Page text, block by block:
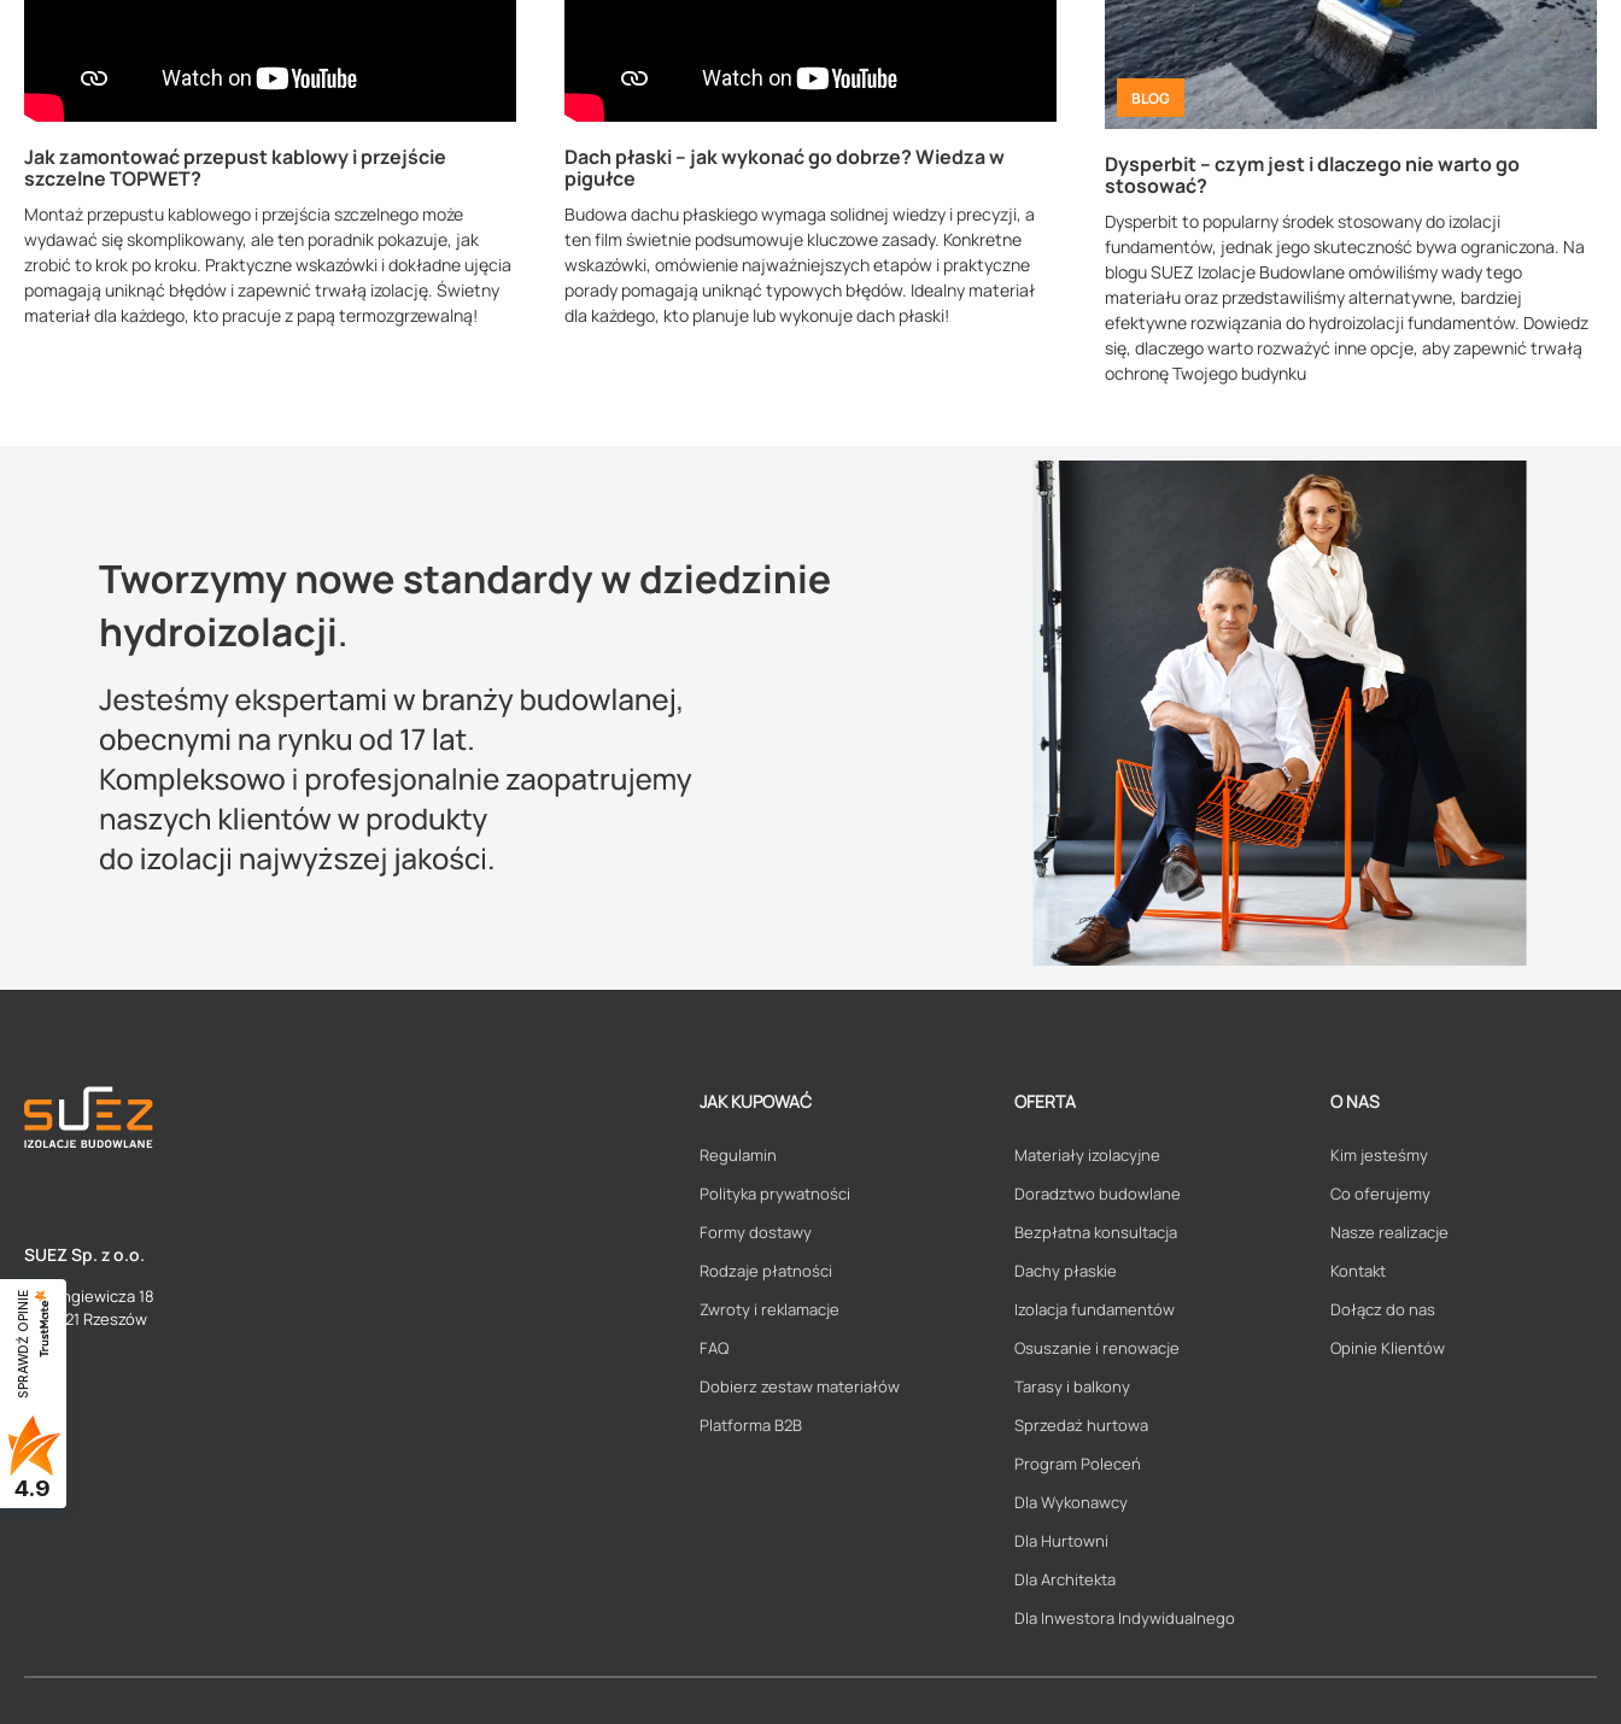
Jak zamontować przepust kablowy i przejście
szczelne TOPWET?
Montaż przepustu kablowego i przejścia szczelnego może
wydawać się skomplikowany, ale ten poradnik pokazuje, jak
zrobić to krok po kroku. Praktyczne wskazówki i dokładne ujęcia
pomagają uniknąć błędów i zapewnić trwałą izolację. Świetny
materiał dla każdego, kto pracuje z papą termozgrzewalną!
Dach płaski – jak wykonać go dobrze? Wiedza w
pigułce
Budowa dachu płaskiego wymaga solidnej wiedzy i precyzji, a
ten film świetnie podsumowuje kluczowe zasady. Konkretne
wskazówki, omówienie najważniejszych etapów i praktyczne
porady pomagają uniknąć typowych błędów. Idealny materiał
dla każdego, kto planuje lub wykonuje dach płaski!
BLOG
Dysperbit – czym jest i dlaczego nie warto go
stosować?
Dysperbit to popularny środek stosowany do izolacji
fundamentów, jednak jego skuteczność bywa ograniczona. Na
blogu SUEZ Izolacje Budowlane omówiliśmy wady tego
materiału oraz przedstawiliśmy alternatywne, bardziej
efektywne rozwiązania do hydroizolacji fundamentów. Dowiedz
się, dlaczego warto rozważyć inne opcje, aby zapewnić trwałą
ochronę Twojego budynku
SUEZ Sp. z o.o.
ul. Langiewicza 18
35 - 021 Rzeszów
JAK KUPOWAĆ
Regulamin
Polityka prywatności
Formy dostawy
Rodzaje płatności
Zwroty i reklamacje
FAQ
Dobierz zestaw materiałów
Platforma B2B
OFERTA
Materiały izolacyjne
Doradztwo budowlane
Bezpłatna konsultacja
Dachy płaskie
Izolacja fundamentów
Osuszanie i renowacje
Tarasy i balkony
Sprzedaż hurtowa
Program Poleceń
Dla Wykonawcy
Dla Hurtowni
Dla Architekta
Dla Inwestora Indywidualnego
O NAS
Kim jesteśmy
Co oferujemy
Nasze realizacje
Kontakt
Dołącz do nas
Opinie Klientów
SPRAWDŹ OPINIE
4.9